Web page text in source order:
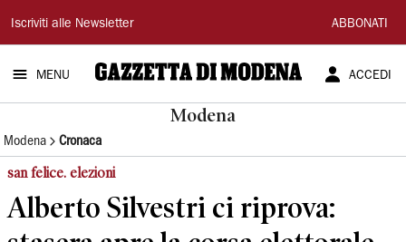
Gazzetta
di
Modena
Iscriviti alle Newsletter ABBONATI
MENU ACCEDI
Modena
Modena Cronaca
san felice. elezioni
Alberto Silvestri ci riprova: